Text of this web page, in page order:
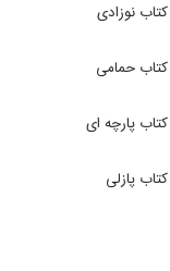
نوزادی
حمامی
پارچه ای
پازلی